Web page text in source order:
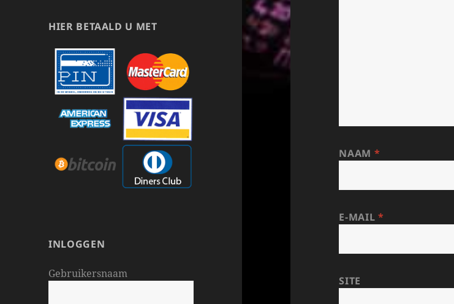
HIER BETAALD U MET
INLOGGEN
Gebruikersnaam
NAAM *
E-MAIL *
SITE